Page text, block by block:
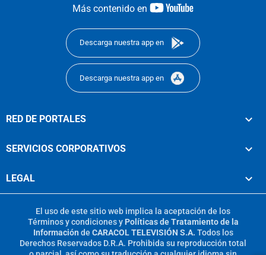
Más contenido en
youtube-
Descarga nuestra app en
Descarga nuestra app en
RED DE PORTALES
SERVICIOS CORPORATIVOS
LEGAL
El uso de este sitio web implica la aceptación de los
Términos y condicionesy Políticas de Tratamiento de la
Información de CARACOL TELEVISIÓN S.A. Todos los
Derechos Reservados D.R.A. Prohibida su reproducción total